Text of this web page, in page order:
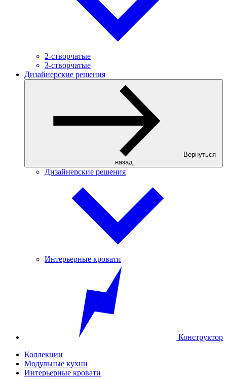
2-створчатые
3-створчатые
Дизайнерские решения
Вернуться
назад
Дизайнерские решения
Интерьерные кровати
Конструктор
Коллекции
Модульные кухни
Интерьерные кровати